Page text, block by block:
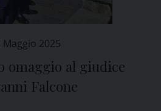
Maggio 2025
omaggio al giudice
Falcone